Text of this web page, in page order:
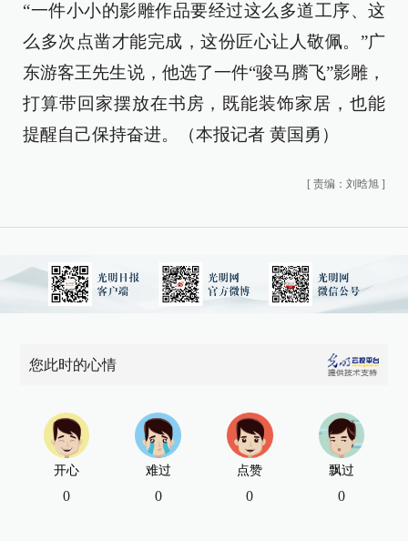
“一件小小的影雕作品要经过这么多道工序、这
么多次点凿才能完成，这份匠心让人敬佩。”广
东游客王先生说，他选了一件“骏马腾飞”影雕，
打算带回家摆放在书房，既能装饰家居，也能
提醒自己保持奋进。（本报记者 黄国勇）
[ 责编：刘晗旭 ]
您此时的心情
开心
0
难过
0
点赞
0
飘过
0